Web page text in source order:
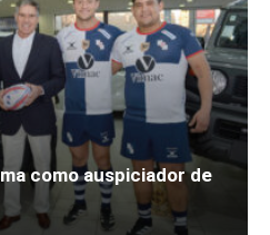
como auspiciador de